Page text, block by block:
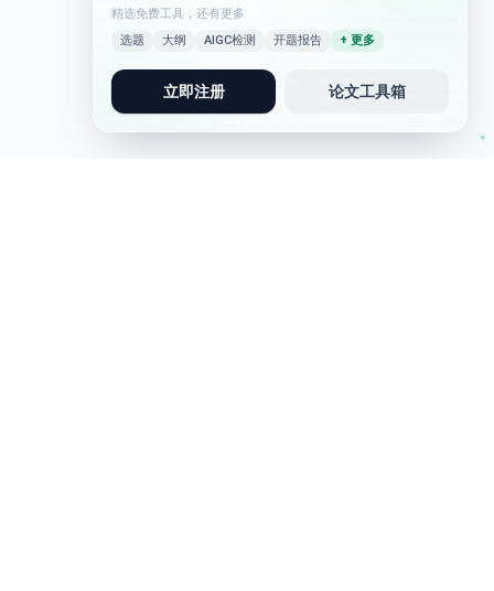
精选免费工具，还有更多
选题
大纲 AIGC检测 开题报告 + 更多
立即注册 论文工具箱